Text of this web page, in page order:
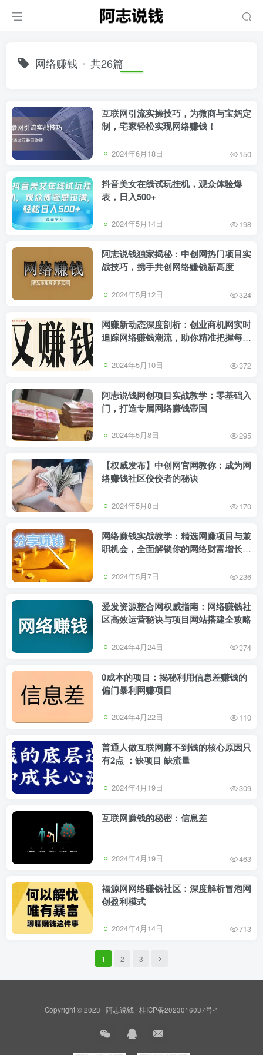
网络赚钱 共26篇
互联网引流实操技巧，为微商与宝妈定
制，宅家轻松实现网络赚钱！
2024年6月18日 150
抖音美女在线试玩挂机，观众体验爆
表，日入500+
2024年5月14日 198
阿志说钱独家揭秘：中创网热门项目实
战技巧，携手共创网络赚钱新高度
2024年5月12日 324
网赚新动态深度剖析：创业商机网实时
追踪网络赚钱潮流，助你精准把握每个
2024年5月10日 372
阿志说钱网创项目实战教学：零基础入
门，打造专属网络赚钱帝国
2024年5月8日 295
【权威发布】中创网官网教你：成为网
络赚钱社区佼佼者的秘诀
2024年5月8日 170
网络赚钱实战教学：精选网赚项目与兼
职机会，全面解锁你的网络财富增长之
2024年5月7日 236
爱发资源整合网权威指南：网络赚钱社
区高效运营秘诀与项目网站搭建全攻略
2024年4月24日 374
0成本的项目：揭秘利用信息差赚钱的
偏门暴利网赚项目
2024年4月22日 110
普通人做互联网赚不到钱的核心原因只
有2点 ：缺项目 缺流量
2024年4月19日 309
互联网赚钱的秘密：信息差
2024年4月19日 463
福源网网络赚钱社区：深度解析冒泡网
创盈利模式
2024年4月14日 713
1 2 3
Copyright © 2023 · 阿志说钱· 桂ICP备2023016037号-1